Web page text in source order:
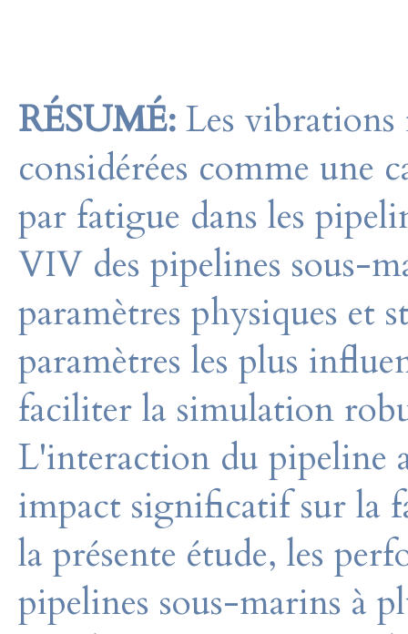
RÉSUMÉ: Les
considérées comme une
par fatigue dans les
VIV des pipelines sous-
paramètres physiques et
paramètres les plus
faciliter la simulation
L'interaction du pipeline
impact significatif sur la
la présente étude, les
pipelines sous-marins à